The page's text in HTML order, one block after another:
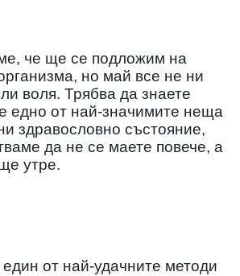
че ще се подложим на
но май все не ни
воля. Трябва да знаете
едно от най-значимите неща
здравословно състояние,
да не се маете повече, а
утре.
от най-удачните методи